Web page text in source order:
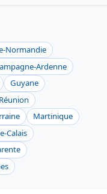
Normandie
Ardenne
Guyane
Martinique
Calais